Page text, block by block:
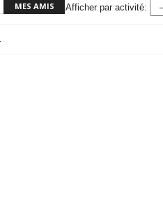
MES AMIS Afficher par activité: